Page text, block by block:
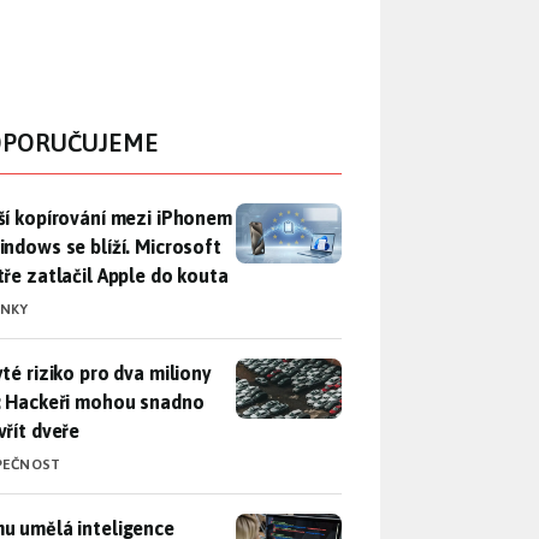
kopírování mezi iPhonem a Windows se blíží. Microsoft
kopírování mezi iPhonem
se blíží. Microsoft
zatlačil Apple do kouta
riziko pro dva miliony aut: Hackeři mohou snadno otevřít
riziko pro dva miliony
Hackeři mohou snadno
dveře
umělá inteligence sebere práci a komu ne: Vývojář
umělá inteligence